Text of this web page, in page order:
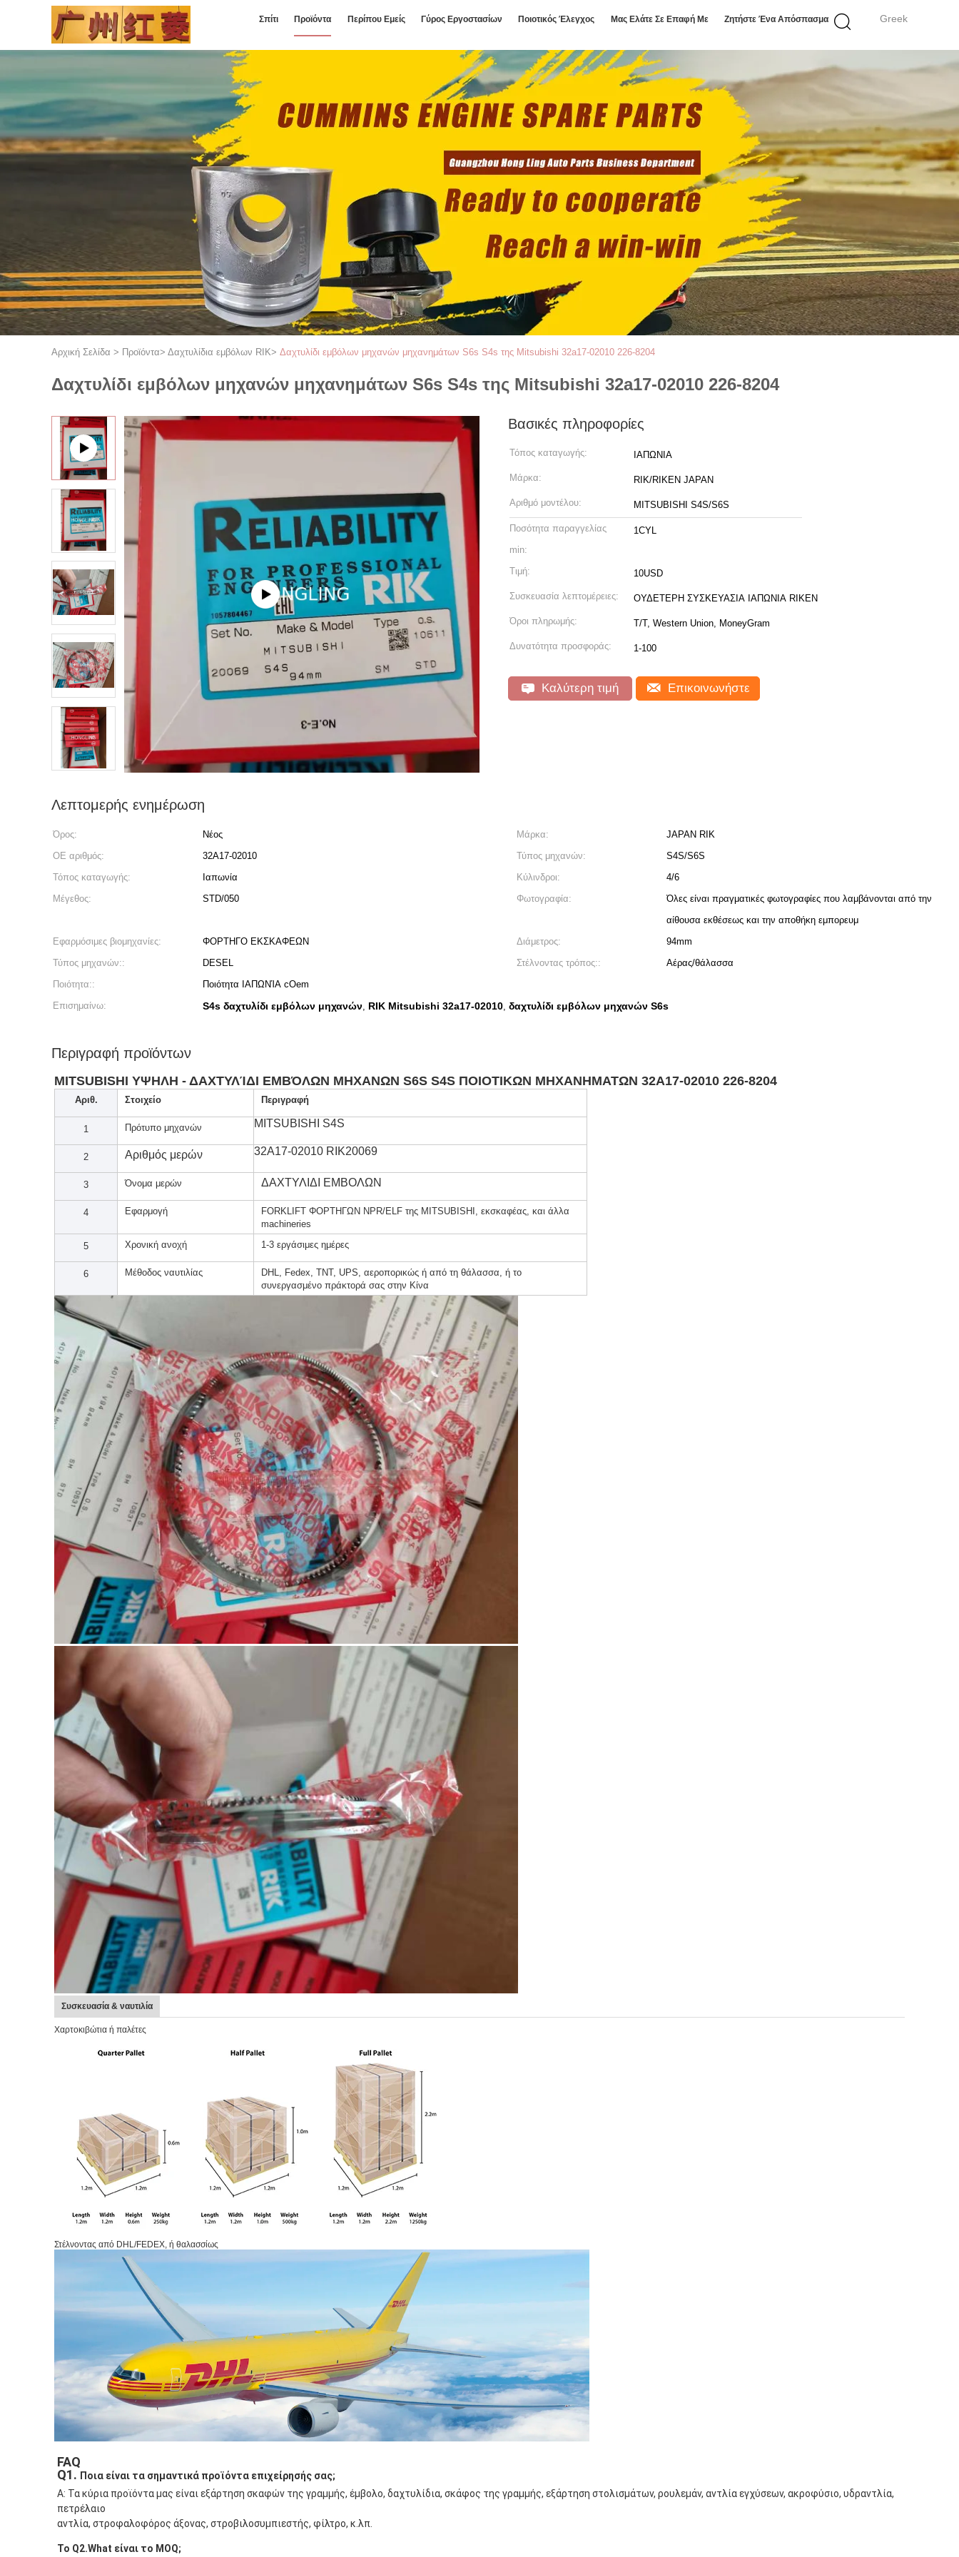
Greek
Σπίτι Προϊόντα Περίπου Εμείς Γύρος Εργοστασίων Ποιοτικός Έλεγχος Μας Ελάτε Σε Επαφή Με Ζητήστε Ένα Απόσπασμα
Αρχική Σελίδα > Προϊόντα> Δαχτυλίδια εμβόλων RIK> Δαχτυλίδι εμβόλων μηχανών μηχανημάτων S6s S4s της Mitsubishi 32a17-02010 226-8204
Δαχτυλίδι εμβόλων μηχανών μηχανημάτων S6s S4s της Mitsubishi 32a17-02010 226-8204
Βασικές πληροφορίες
Τόπος καταγωγής: ΙΑΠΩΝΙΑ
Μάρκα: RIK/RIKEN JAPAN
Αριθμό μοντέλου: MITSUBISHI S4S/S6S
Ποσότητα παραγγελίας
min:
1CYL
Τιμή: 10USD
Συσκευασία λεπτομέρειες: ΟΥΔΕΤΕΡΗ ΣΥΣΚΕΥΑΣΙΑ ΙΑΠΩΝΙΑ RIKEN
Όροι πληρωμής: T/T, Western Union, MoneyGram
Δυνατότητα προσφοράς: 1-100
Καλύτερη τιμή Επικοινωνήστε
Λεπτομερής ενημέρωση
Όρος: Νέος Μάρκα:
JAPAN RIK
OE αριθμός:
32A17-02010 Τύπος μηχανών:
S4S/S6S
Τόπος καταγωγής:
Ιαπωνία Κύλινδροι:
4/6
Μέγεθος:
STD/050 Φωτογραφία:
Όλες είναι πραγματικές φωτογραφίες που λαμβάνονται από την
αίθουσα εκθέσεως και την αποθήκη εμπορευμ
Εφαρμόσιμες βιομηχανίες:
ΦΟΡΤΗΓΟ ΕΚΣΚΑΦΕΩΝ Διάμετρος:
94mm
Τύπος μηχανών::
DESEL Στέλνοντας τρόπος::
Αέρας/θάλασσα
Ποιότητα::
Ποιότητα ΙΑΠΩΝΊΑ cOem
Επισημαίνω:
S4s δαχτυλίδι εμβόλων μηχανών, RIK Mitsubishi 32a17-02010, δαχτυλίδι εμβόλων μηχανών S6s
Περιγραφή προϊόντων
MITSUBISHI ΥΨΗΛΗ - ΔΑΧΤΥΛΊΔΙ ΕΜΒΌΛΩΝ ΜΗΧΑΝΩΝ S6S S4S ΠΟΙΟΤΙΚΩΝ ΜΗΧΑΝΗΜΑΤΩΝ 32A17-02010 226-8204
Αριθ. Στοιχείο Περιγραφή
1 Πρότυπο μηχανών MITSUBISHI S4S
2 Αριθμός μερών 32A17-02010 RIK20069
3 Όνομα μερών ΔΑΧΤΥΛΙΔΙ ΕΜΒΟΛΩΝ
4 Εφαρμογή
FORKLIFT ΦΟΡΤΗΓΩΝ NPR/ELF της MITSUBISHI, εκσκαφέας, και άλλα
machineries
5 Χρονική ανοχή 1-3 εργάσιμες ημέρες
6 Μέθοδος ναυτιλίας
DHL, Fedex, TNT, UPS, αεροπορικώς ή από τη θάλασσα, ή το
συνεργασμένο πράκτορά σας στην Κίνα